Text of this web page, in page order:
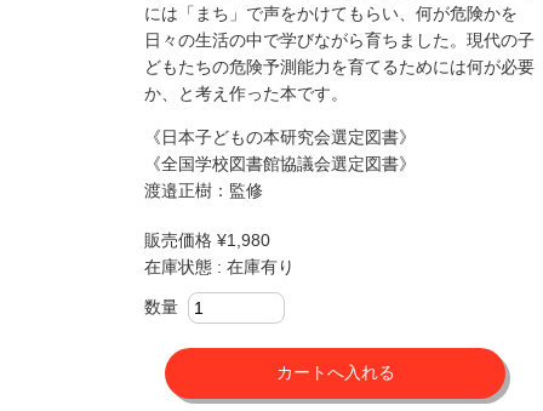
には「まち」で声をかけてもらい、何が危険かを
日々の生活の中で学びながら育ちました。現代の子
どもたちの危険予測能力を育てるためには何が必要
か、と考え作った本です。
《日本子どもの本研究会選定図書》
《全国学校図書館協議会選定図書》
渡邉正樹：監修
販売価格 ¥1,980
在庫状態 : 在庫有り
数量